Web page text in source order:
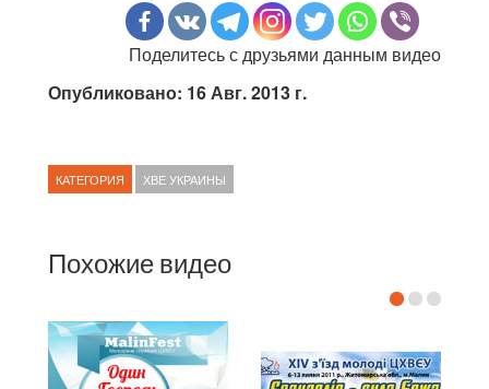
Поделитесь с друзьями данным видео
Опубликовано: 16 Авг. 2013 г.
КАТЕГОРИЯ ХВЕ УКРАИНЫ
Похожие видео